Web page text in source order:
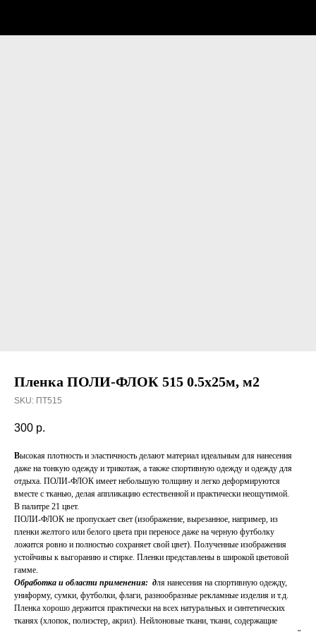
Пленка ПОЛИ-ФЛОК 515 0.5х25м, м2
SKU: ПТ515
300 р.
Высокая плотность и эластичность делают материал идеальным для нанесения
даже на тонкую одежду и трикотаж, а также спортивную одежду и одежду для
отдыха. ПОЛИ-ФЛОК имеет небольшую толщину и легко деформируются
вместе с тканью, делая аппликацию естественной и практически неощутимой.
В палитре 21 цвет.
ПОЛИ-ФЛОК не пропускает свет (изображение, вырезанное, например, из
пленки желтого или белого цвета при переносе даже на черную футболку
ложится ровно и полностью сохраняет свой цвет). Полученные изображения
устойчивы к выгоранию и стирке. Пленки представлены в широкой цветовой
гамме.
Обработка и области применения: для нанесения на спортивную одежду,
униформу, сумки, футболки, флаги, разнообразные рекламные изделия и т.д.
Пленка хорошо держится практически на всех натуральных и синтетических
тканях (хлопок, полиэстер, акрил). Нейлоновые ткани, ткани, содержащие